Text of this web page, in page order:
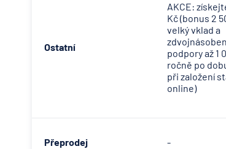
Ostatní
AKCE:
Kč (bonus 2
velký vklad a
podpory až 1
ročně po
při založení
online)
Přeprodej -